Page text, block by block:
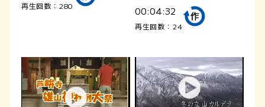
再生回数：280 00:04:32
再生回数：24